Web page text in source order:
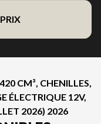
CM³, CHENILLES,
ÉLECTRIQUE 12V,
2026) 2026